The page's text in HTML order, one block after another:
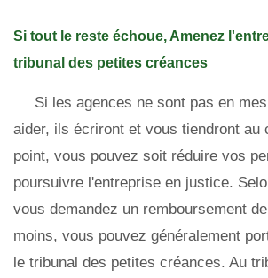
Si tout le reste échoue, Amenez
tribunal des petites créances
Si les agences ne sont pas en
aider, ils écriront et vous tiendront au
point, vous pouvez soit réduire vos
poursuivre l'entreprise en justice.
vous demandez un remboursement
moins, vous pouvez généralement
le tribunal des petites créances. Au